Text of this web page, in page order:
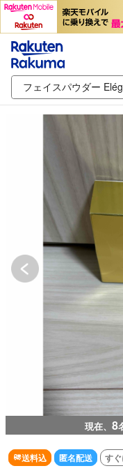
現在、 8
送料込 匿名配送 す